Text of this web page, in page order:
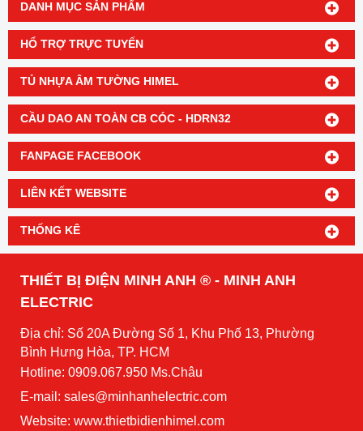
DANH MỤC SẢN PHẨM
HỔ TRỢ TRỰC TUYẾN
TỦ NHỰA ÂM TƯỜNG HIMEL
CẦU DAO AN TOÀN CB CÓC - HDRN32
FANPAGE FACEBOOK
LIÊN KẾT WEBSITE
THỐNG KÊ
THIẾT BỊ ĐIỆN MINH ANH ® - MINH ANH
ELECTRIC
Địa chỉ: Số 20A Đường Số 1, Khu Phố 13, Phường
Bình Hưng Hòa, TP. HCM
Hotline: 0909.067.950 Ms.Châu
E-mail: sales@minhanhelectric.com
Website: www.thietbidienhimel.com